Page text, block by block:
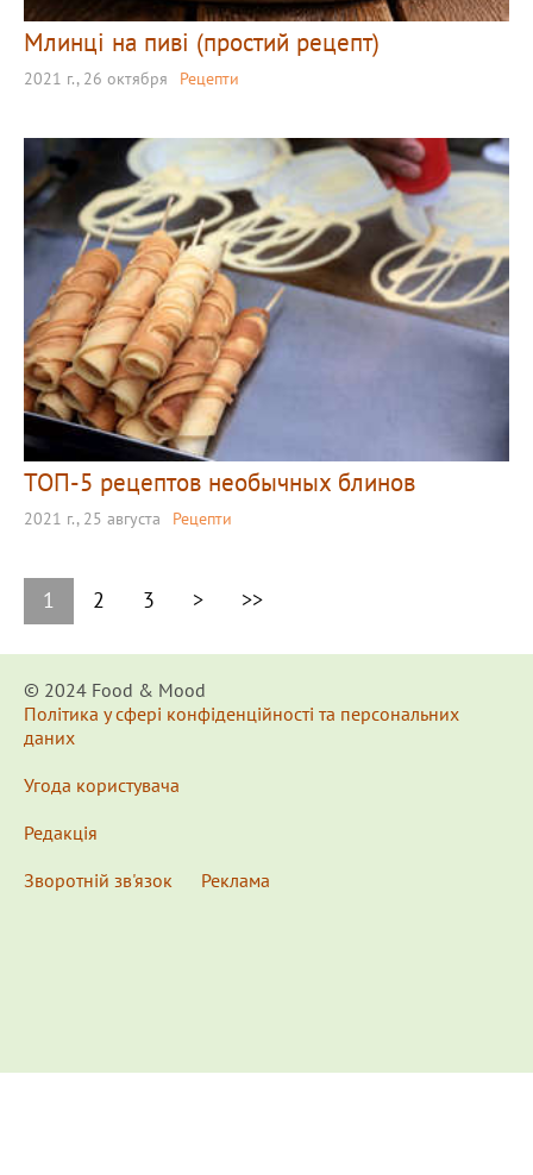
Млинці на пиві (простий рецепт)
2021 г., 26 октября Рецепти
ТОП-5 рецептов необычных блинов
2021 г., 25 августа Рецепти
1 2 3 > >>
© 2024 Food & Мood
Політика у сфері конфіденційності та персональних
даних
Угода користувача
Редакція
Зворотній зв'язок
Реклама